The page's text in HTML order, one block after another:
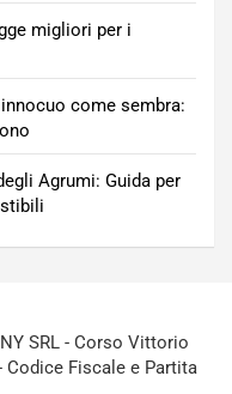
migliori per i
come sembra:
Agrumi: Guida per
SRL - Corso Vittorio
Codice Fiscale e Partita